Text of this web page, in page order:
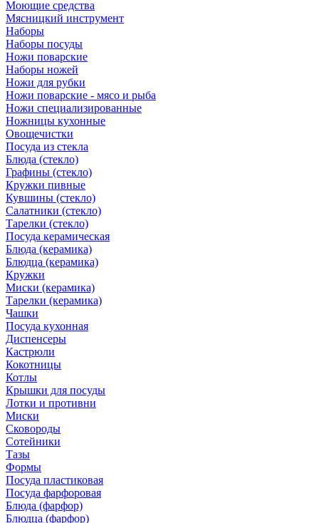
Моющие средства
Мясницкий инструмент
Наборы
Наборы посуды
Ножи поварские
Наборы ножей
Ножи для рубки
Ножи поварские - мясо и рыба
Ножи специализированные
Ножницы кухонные
Овощечистки
Посуда из стекла
Блюда (стекло)
Графины (стекло)
Кружки пивные
Кувшины (стекло)
Салатники (стекло)
Тарелки (стекло)
Посуда керамическая
Блюда (керамика)
Блюдца (керамика)
Кружки
Миски (керамика)
Тарелки (керамика)
Чашки
Посуда кухонная
Диспенсеры
Кастрюли
Кокотницы
Котлы
Крышки для посуды
Лотки и противни
Миски
Сковороды
Сотейники
Тазы
Формы
Посуда пластиковая
Посуда фарфоровая
Блюда (фарфор)
Блюдца (фарфор)